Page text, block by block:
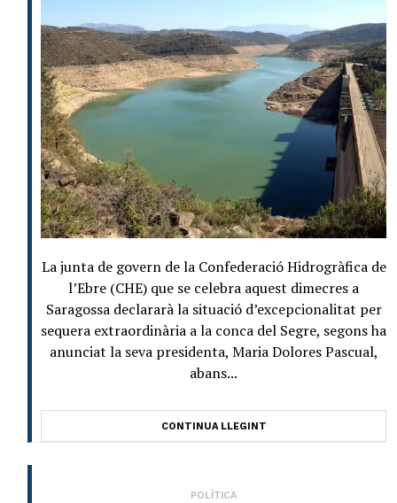
La junta de govern de la Confederació Hidrogràfica de
l’Ebre (CHE) que se celebra aquest dimecres a
Saragossa declararà la situació d’excepcionalitat per
sequera extraordinària a la conca del Segre, segons ha
anunciat la seva presidenta, Maria Dolores Pascual,
abans...
CONTINUA LLEGINT
POLÍTICA